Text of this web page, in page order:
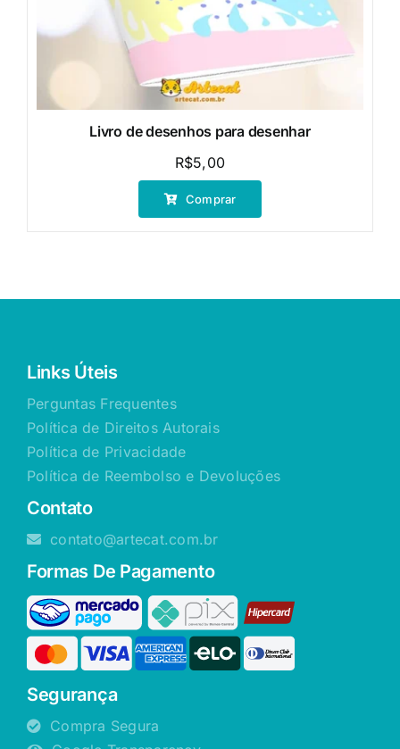
Livro de desenhos para desenhar
R$5,00
Comprar
Links Úteis
Perguntas Frequentes
Política de Direitos Autorais
Política de Privacidade
Política de Reembolso e Devoluções
Contato
contato@artecat.com.br
Formas De Pagamento
Segurança
Compra Segura